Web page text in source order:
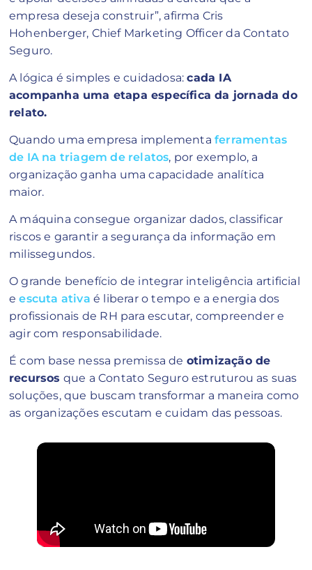
empresa deseja construir”, afirma Cris
Hohenberger, Chief Marketing Officer da Contato
Seguro.
A lógica é simples e cuidadosa:cada IA
acompanha uma etapa específica da jornada do
relato.
Quando uma empresa implementa ferramentas
de IA na triagem de relatos, por exemplo, a
organização ganha uma capacidade analítica
maior.
A máquina consegue organizar dados, classificar
riscos e garantir a segurança da informação em
milissegundos.
O grande benefício de integrar inteligência artificial
eescuta ativa é liberar o tempo e a energia dos
profissionais de RH para escutar, compreender e
agir com responsabilidade.
É com base nessa premissa de otimização de
recursos que a Contato Seguro estruturou as suas
soluções, que buscam transformar a maneira como
as organizações escutam e cuidam das pessoas.